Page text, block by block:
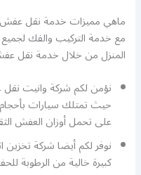
ماهي مميزات خدمة نقل
مع خدمة التركيب والفك
المنزل من خلال خدمة نقل
نؤمن لكم شركة وانيت
حيث تمتلك سيارات بأحجام
على تحمل أوزان العفش
نوفر لكم أيضا شركة تخزين
كبيرة خالية من الرطوبة